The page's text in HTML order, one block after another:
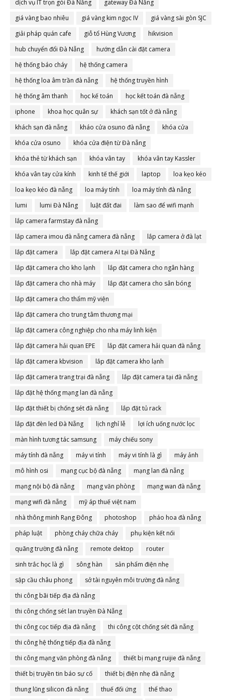
dịch vụ IT trọn gói Đà Nẵng
gateway Đà Nẵng
giá vàng bao nhiêu
giá vàng kim ngọc IV
giá vàng sài gòn SJC
giải pháp quán cafe
giỗ tổ Hùng Vương
hikvision
hub chuyển đổi Đà Nẵng
hướng dẫn cài đặt camera
hệ thống báo cháy
hệ thống camera
hệ thống loa âm trần đà nẵng
hệ thống truyền hình
hệ thống âm thanh
học kế toán
học kết toán đà nẵng
iphone
khoa học quân sự
khách sạn tốt ở đà nẵng
khách sạn đà nẵng
kháo cửa osuno đà nẵng
khóa cửa
khóa cửa osuno
khóa cửa điện từ Đà nẵng
khóa thẻ từ khách sạn
khóa vân tay
khóa vân tay Kassler
khóa vân tay cửa kính
kinh tế thế giới laptop
loa kẹo kéo
loa kẹo kéo đà nẵng
loa máy tính
loa máy tính đà nẵng
lumi
lumi Đà Nẵng luật đất đai
làm sao để wifi mạnh
lắp camera farmstay đà nẵng
lắp camera imou đà nẵng camera đà nẵng
lắp camera ở đà lạt
lắp đặt camera
lắp đặt camera AI tại Đà Nẵng
lắp đặt camera cho kho lạnh
lắp đặt camera cho ngân hàng
lắp đặt camera cho nhà máy
lắp đặt camera cho sân bóng
lắp đặt camera cho thẩm mỹ viện
lắp đặt camera cho trung tâm thương mại
lắp đặt camera công nghiệp cho nha máy linh kiện
lắp đặt camera hải quan EPE
lắp đặt camera hải quan đà nẵng
lắp đặt camera kbvision
lắp đặt camera kho lạnh
lắp đặt camera trang trại đà nẵng
lắp đặt camera tại đà nẵng
lắp đặt hệ thống mạng lan đà nẵng
lắp đặt thiết bị chống sét đà nẵng
lắp đặt tủ rack
lắp đặt đèn led Đà Nẵng
lịch nghỉ lễ
lợi ích uống nước lọc
màn hình tương tác samsung
máy chiếu sony
máy tính đà nẵng
máy vi tính máy vi tính là gì
máy ảnh
mô hình osi
mạng cục bộ đà nẵng
mạng lan đà nẵng
mạng nội bộ đà nẵng
mạng văn phòng
mạng wan đà nẵng
mạng wifi đà nẵng
mỹ áp thuế việt nam
nhà thông minh Rạng Đông
photoshop
pháo hoa đà nẵng
pháp luật
phòng cháy chữa cháy
phụ kiện kết nối
quãng trường đà nẵng
remote dektop
router
sinh trắc học là gì
sông hàn
sản phẩm điện nhẹ
sập cầu châu phong
sở tài nguyên môi trường đà nẵng
thi công bãi tiếp địa đà nẵng
thi công chống sét lan truyền Đà Nẵng
thi công cọc tiếp địa đà nẵng
thi công cột chống sét đà nẵng
thi công hệ thống tiếp địa đà nẵng
thi công mạng văn phòng đà nẵng
thiết bị mạng ruijie đà nẵng
thiết bị truyền tin báo sự cố
thiết bị điện nhẹ đà nẵng
thung lũng silicon đà nẵng
thuế đối ứng
thể thao